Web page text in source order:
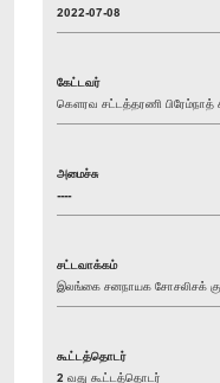
2022-07-08
கேட்டவர்
கௌரவ சட்டத்தரணி பிரேம்நாத்
அமைச்சு
----
சட்டவாக்கம்
இலங்கை சனநாயக சோசலிசக்
கூட்டத்தொடர்
2 வது கூட்டத்தொடர்